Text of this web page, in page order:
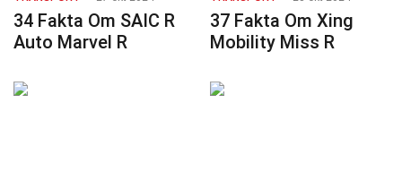
34 Fakta Om SAIC R
Auto Marvel R
37 Fakta Om Xing
Mobility Miss R